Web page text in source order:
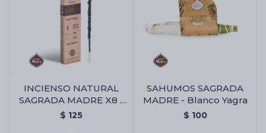
INCIENSO NATURAL
SAGRADA MADRE X8 -
Ambar
$ 125
SAHUMOS SAGRADA
MADRE - Blanco Yagra
$ 100